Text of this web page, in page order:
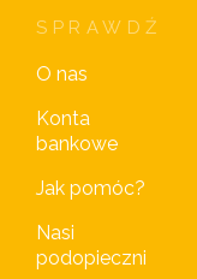
SPRAWDŹ
O nas
Konta
bankowe
Jak pomóc?
Nasi
podopieczni